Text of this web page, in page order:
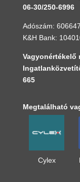
06-30/250-6996
Adószám:
K&H Bank:
Vagyonértékelő
665
Megtalálható
Cylex